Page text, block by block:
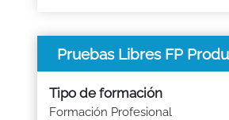
Pruebas Libres FP
Tipo de formación
Formación Profesional